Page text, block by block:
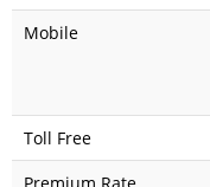
Mobile
Toll Free